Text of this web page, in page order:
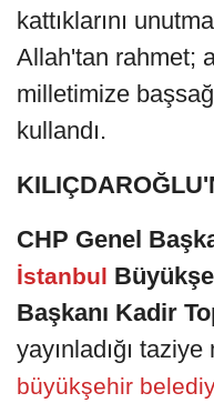
kattıklarını
Allah'tan rahmet;
milletimize
kullandı.
CHP Genel
İstanbul
Başkanı Kadir
yayınladığı
büyükşehir